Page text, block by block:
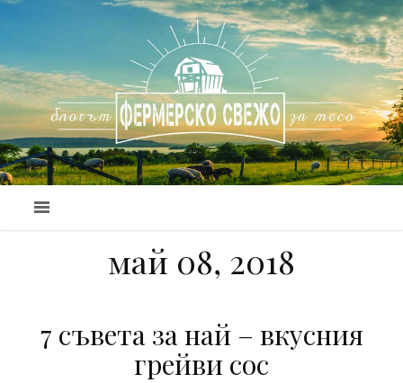
май 08, 2018
7 съвета за най – вкусния
грейви сос